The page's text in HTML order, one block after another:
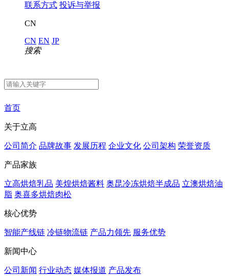
联系方式 投诉与举报
CN
CN EN JP
搜索
首页
关于立高
公司简介 品牌故事 发展历程 企业文化 公司架构 荣誉资质
产品家族
立高烘焙乳品 美煌烘焙酱料 奥昆冷冻烘焙半成品 立澳烘焙油
脂 奥喜多烘焙肉松
核心优势
智能产线链 冷链物流链 产品力领先 服务优势
新闻中心
公司新闻 行业动态 媒体报道 产品发布